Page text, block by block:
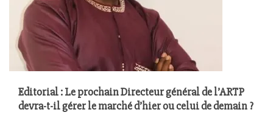
Editorial : Le prochain Directeur général de l’ARTP
devra-t-il gérer le marché d’hier ou celui de demain ?